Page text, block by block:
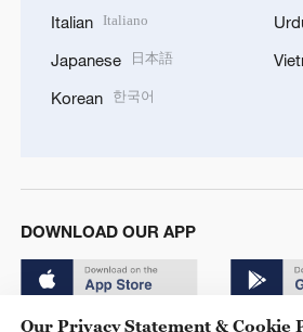
Italian Italiano
Japanese 日本語
Korean 한국어
DOWNLOAD OUR APP
Our Privacy Statement & Cookie